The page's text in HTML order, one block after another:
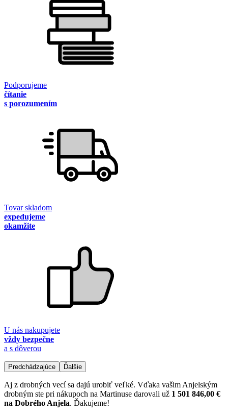
Podporujeme
čítanie
s porozumením
Tovar skladom
expedujeme
okamžite
U nás nakupujete
vždy bezpečne
a s dôverou
Predchádzajúce Ďalšie
Aj z drobných vecí sa dajú urobiť veľké. Vďaka vašim Anjelským
drobným ste pri nákupoch na Martinuse darovali už 1 501 846,00 €
na Dobrého Anjela. Ďakujeme!